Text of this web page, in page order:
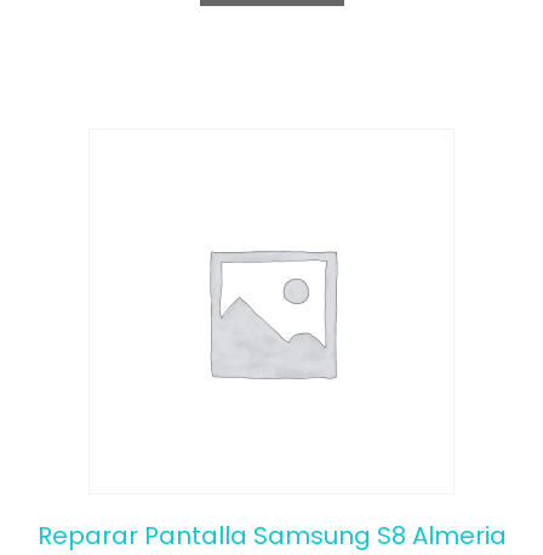
Reparar Pantalla Samsung S8 Almeria